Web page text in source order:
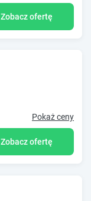
Zobacz ofertę
Pokaż ceny
Zobacz ofertę